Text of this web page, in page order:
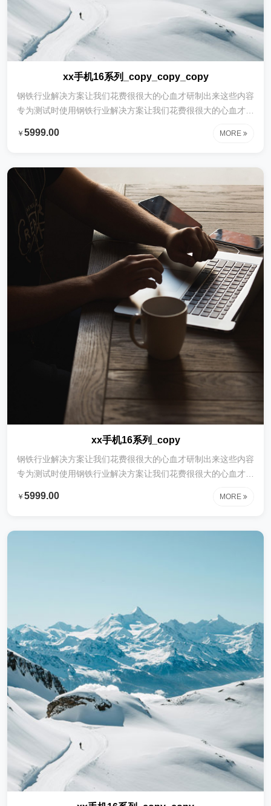
xx手机16系列_copy_copy_copy
钢铁行业解决方案让我们花费很很大的心血才研制出来这些内容
专为测试时使用钢铁行业解决方案让我们花费很很大的心血才研
钢铁行业解决方案让我们花费很很大的心血才研制出来这些内容
专为测试时使用钢铁行业解决方案让我们花费很很大的心血才研
制出来这些内容专为测试时使用
￥ 5999.00 MORE
xx手机16系列_copy
钢铁行业解决方案让我们花费很很大的心血才研制出来这些内容
专为测试时使用钢铁行业解决方案让我们花费很很大的心血才研
钢铁行业解决方案让我们花费很很大的心血才研制出来这些内容
￥ 5999.00 MORE